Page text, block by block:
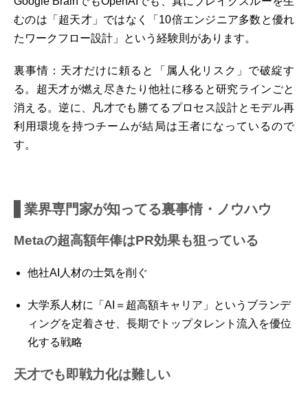
むのは「超天才」ではなく「10倍エンジニア多数と優れ
たワークフロー設計」という経験則があります。
裏事情：天才だけに頼ると「属人化リスク」で破綻す
る。超天才が燃え尽きたり他社に移ると研究ラインごと
消える。逆に、凡才でも勝てるプロセス設計とモデル再
利用環境を持つチームが結局は王者になっているので
す。
業界専門家が知ってる裏事情・ノウハウ
Metaの超高額年俸はPR効果も狙っている
他社AI人材の士気を削ぐ
大学系人材に「AI＝超高額キャリア」というブランデ
ィングを定着させ、長期でトップタレント流入を優位
化する戦略
天才でも即戦力化は難しい